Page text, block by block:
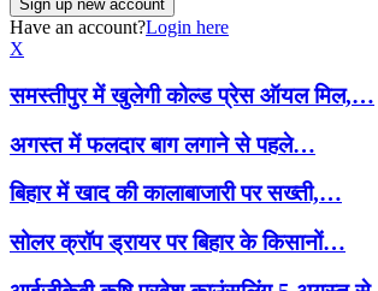
Have an account?Login here
X
समस्तीपुर में खुलेगी कोल्ड प्रेस ऑयल मिल,…
अगस्त में फलदार बाग लगाने से पहले…
बिहार में खाद की कालाबाजारी पर सख्ती,…
सोलर क्रॉप ड्रायर पर बिहार के किसानों…